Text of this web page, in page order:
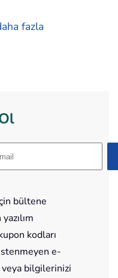
fazla
bültene
kodları
e-
bilgilerinizi